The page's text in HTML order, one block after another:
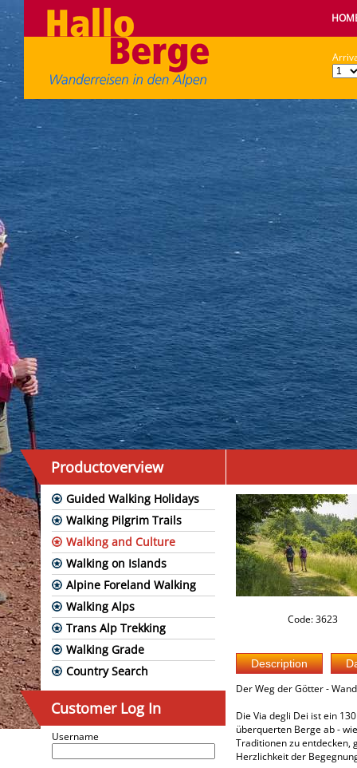
Productoverview
Guided Walking Holidays
Walking Pilgrim Trails
Walking and Culture
Walking on Islands
Alpine Foreland Walking
Walking Alps
Trans Alp Trekking
Walking Grade
Country Search
Customer Log In
Username
Code: 3623
Der Weg der Götter -
Die Via degli Dei ist ein
überquerten Berge ab -
Traditionen zu entdecken,
Herzlichkeit der